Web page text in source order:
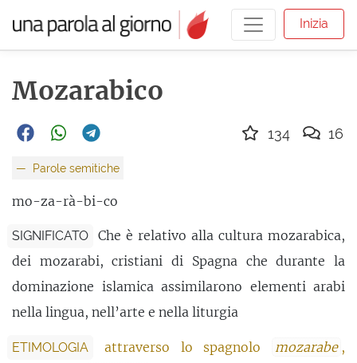
Inizia
Mozarabico
Parole semitiche
mo-za-rà-bi-co
SIGNIFICATO
Che è relativo alla cultura mozarabica,
dei mozarabi, cristiani di Spagna che durante la
dominazione islamica assimilarono elementi arabi
nella lingua, nell’arte e nella liturgia
ETIMOLOGIA attraverso lo spagnolo mozarabe ,
134 16